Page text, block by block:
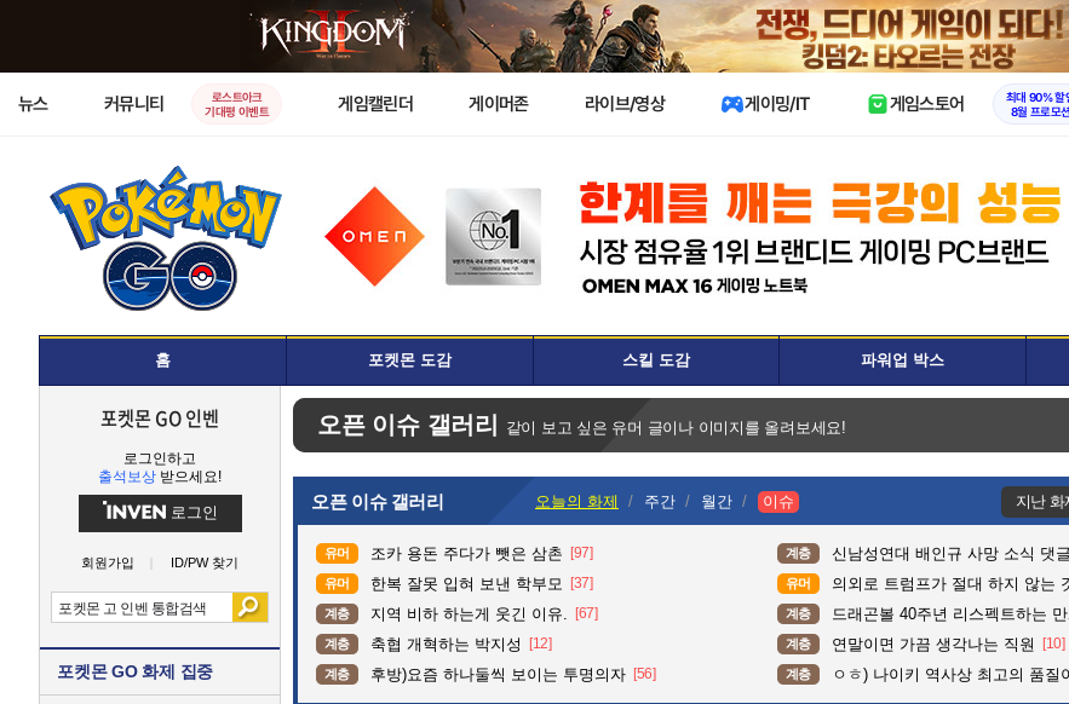
X
뉴스 커뮤니티
로스트아크
기대평 이벤트
게임캘린더 게이머존 라이브/영상 게이밍/IT 게임스토어
최대 90% 할
8월 프로모션
홈 포켓몬 도감 스킬 도감 파워업 박스
포켓몬 GO 인벤
로그인하고
출석보상 받으세요!
로그인
회원가입 ID/PW 찾기
포켓몬 GO 화제 집중
오픈 이슈 갤러리 같이 보고 싶은 유머 글이나 이미지를 올려보세요!
오픈 이슈 갤러리 오늘의 화제 주간 월간 이슈 지난 화
유머 조카 용돈 주다가 뺏은 삼촌 [97] 계층 신남성연대 배인규 사망 소식 댓
유머 한복 잘못 입혀 보낸 학부모 [37] 유머 의외로 트럼프가 절대 하지 않는
계층 지역 비하 하는게 웃긴 이유. [67] 계층 드래곤볼 40주년 리스펙트하는
계층 축협 개혁하는 박지성 [12] 계층 연말이면 가끔 생각나는 직원 [10]
계층 후방)요즘 하나둘씩 보이는 투명의자 [56] 계층 ㅇㅎ) 나이키 역사상 최고의 품질